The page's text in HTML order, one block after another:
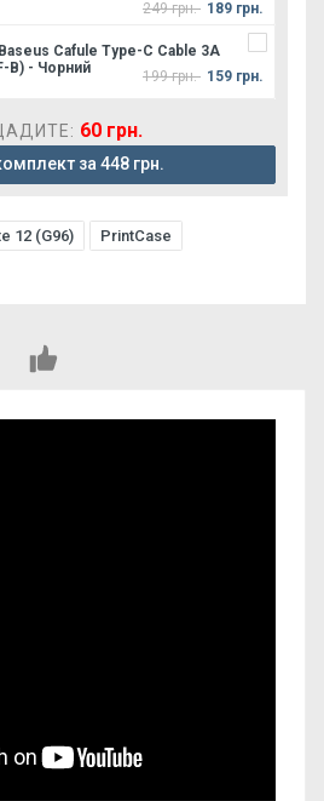
249 грн. 189 грн.
Cafule Type-C Cable 3A
B) - Чорний
199 грн. 159 грн.
60 грн.
за 448 грн.
12 (G96)
PrintCase